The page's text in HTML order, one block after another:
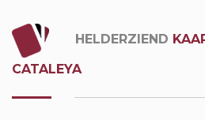
HELDERZIEND
CATALEYA